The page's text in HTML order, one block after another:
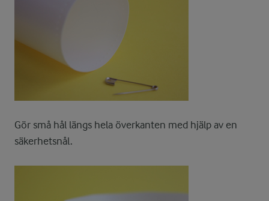
Gör små hål längs hela överkanten med hjälp av en
säkerhetsnål.